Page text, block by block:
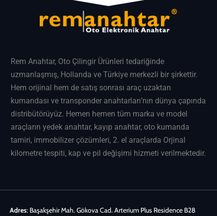
Rem Anahtar, Oto Çilingir Ürünleri tedariğinde
uzmanlaşmış, Hollanda ve Türkiye merkezli bir şirkettir.
Hem orijinal hem de satış sonrası araç uzaktan
kumandası ve transponder anahtarları’nın dünya çapında
distribütörüyüz. Hemen hemen tüm marka ve model
araçların yedek anahtar, kayıp anahtar, oto kumanda
tamiri, immobilizer çözümleri, 2. el araçlarda Orjinal
kilometre tespiti, kap ve pil değişimi hizmeti verilmektedir.
Adres: Başakşehir Mah. Gökova Cad. Arterium Plus Residence B28